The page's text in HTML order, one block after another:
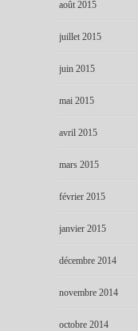
août 2015
juillet 2015
juin 2015
mai 2015
avril 2015
mars 2015
février 2015
janvier 2015
décembre 2014
novembre 2014
octobre 2014